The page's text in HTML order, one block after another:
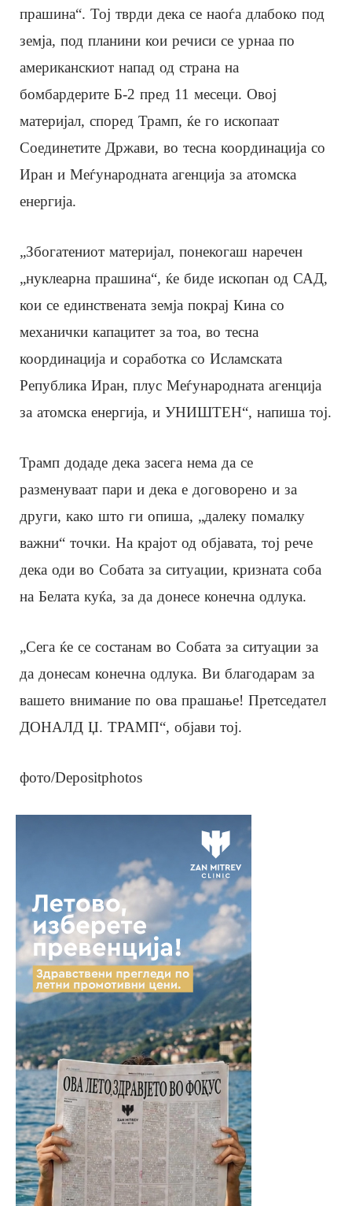
прашина“. Тој тврди дека се наоѓа длабоко под
земја, под планини кои речиси се урнаа по
американскиот напад од страна на
бомбардерите Б-2 пред 11 месеци. Овој
материјал, според Трамп, ќе го ископаат
Соединетите Држави, во тесна координација со
Иран и Меѓународната агенција за атомска
енергија.
„Збогатениот материјал, понекогаш наречен
„нуклеарна прашина“, ќе биде ископан од САД,
кои се единствената земја покрај Кина со
механички капацитет за тоа, во тесна
координација и соработка со Исламската
Република Иран, плус Меѓународната агенција
за атомска енергија, и УНИШТЕН“, напиша тој.
Трамп додаде дека засега нема да се
разменуваат пари и дека е договорено и за
други, како што ги опиша, „далеку помалку
важни“ точки. На крајот од објавата, тој рече
дека оди во Собата за ситуации, кризната соба
на Белата куќа, за да донесе конечна одлука.
„Сега ќе се состанам во Собата за ситуации за
да донесам конечна одлука. Ви благодарам за
вашето внимание по ова прашање! Претседател
ДОНАЛД Џ. ТРАМП“, објави тој.
фото/Depositphotos